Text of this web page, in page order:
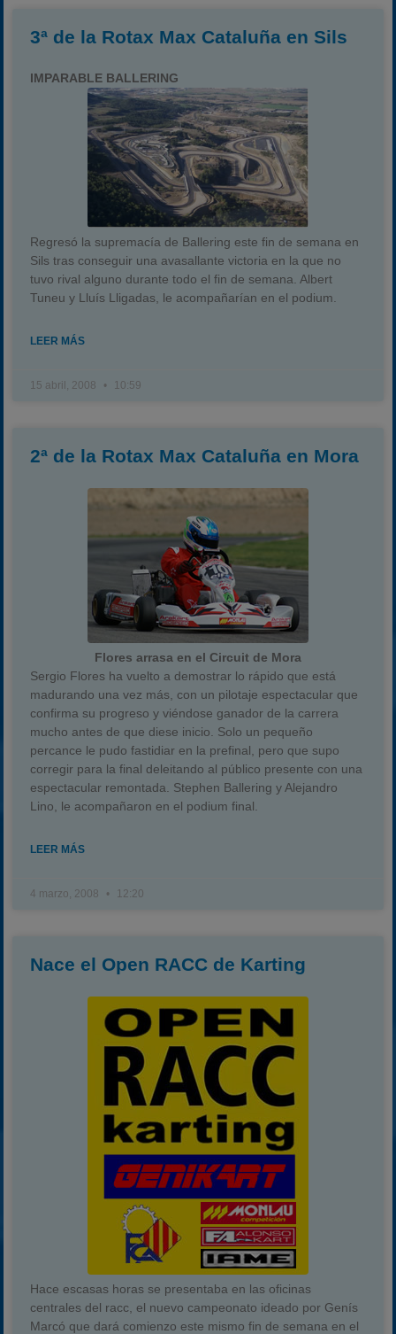
3ª de la Rotax Max Cataluña en Sils
IMPARABLE BALLERING
Regresó la supremacía de Ballering este fin de semana en
Sils tras conseguir una avasallante victoria en la que no
tuvo rival alguno durante todo el fin de semana. Albert
Tuneu y Lluís Lligadas, le acompañarían en el podium.
LEER MÁS
15 abril, 2008 10:59
2ª de la Rotax Max Cataluña en Mora
Flores arrasa en el Circuit de Mora
Sergio Flores ha vuelto a demostrar lo rápido que está
madurando una vez más, con un pilotaje espectacular que
confirma su progreso y viéndose ganador de la carrera
mucho antes de que diese inicio. Solo un pequeño
percance le pudo fastidiar en la prefinal, pero que supo
corregir para la final deleitando al público presente con una
espectacular remontada. Stephen Ballering y Alejandro
Lino, le acompañaron en el podium final.
LEER MÁS
4 marzo, 2008 12:20
Nace el Open RACC de Karting
Hace escasas horas se presentaba en las oficinas
centrales del racc, el nuevo campeonato ideado por Genís
Marcó que dará comienzo este mismo fin de semana en el